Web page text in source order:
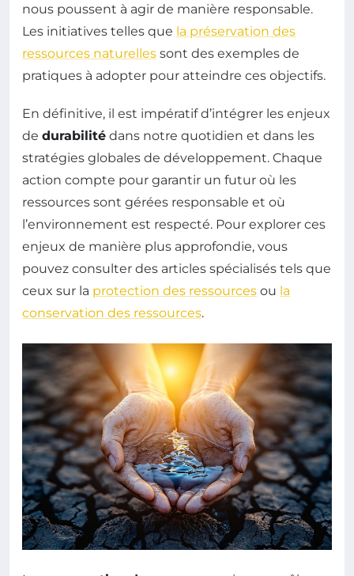
nous poussent à agir de manière responsable.
Les initiatives telles que la préservation des
ressources naturelles sont des exemples de
pratiques à adopter pour atteindre ces objectifs.
En définitive, il est impératif d’intégrer les enjeux
de durabilité dans notre quotidien et dans les
stratégies globales de développement. Chaque
action compte pour garantir un futur où les
ressources sont gérées responsable et où
l’environnement est respecté. Pour explorer ces
enjeux de manière plus approfondie, vous
pouvez consulter des articles spécialisés tels que
ceux sur la protection des ressources ou la
conservation des ressources.